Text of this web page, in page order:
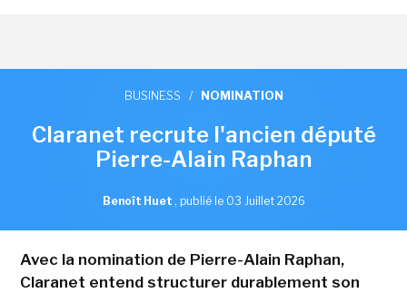
BUSINESS / NOMINATION
Claranet recrute l'ancien député
Pierre-Alain Raphan
Benoît Huet , publié le 03 Juillet 2026
Avec la nomination de Pierre-Alain Raphan,
Claranet entend structurer durablement son